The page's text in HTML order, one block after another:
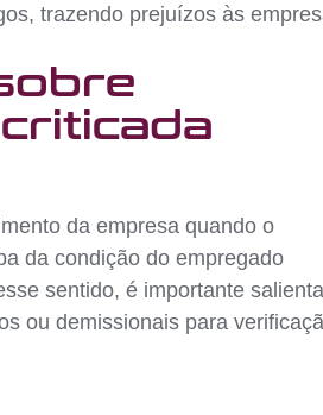
trazendo prejuízos às
da empresa quando o
da condição do empregado
sentido, é importante
ou demissionais para